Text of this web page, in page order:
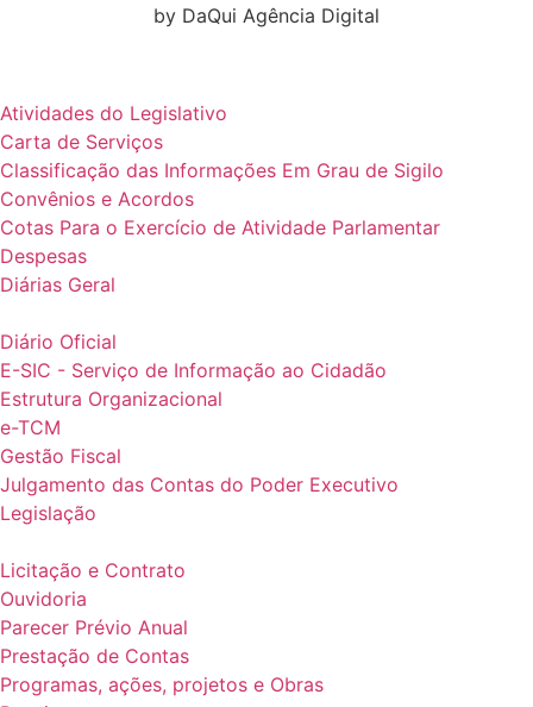
by DaQui Agência Digital
Atividades do Legislativo
Carta de Serviços
Classificação das Informações Em Grau de Sigilo
Convênios e Acordos
Cotas Para o Exercício de Atividade Parlamentar
Despesas
Diárias Geral
Diário Oficial
E-SIC - Serviço de Informação ao Cidadão
Estrutura Organizacional
e-TCM
Gestão Fiscal
Julgamento das Contas do Poder Executivo
Legislação
Licitação e Contrato
Ouvidoria
Parecer Prévio Anual
Prestação de Contas
Programas, ações, projetos e Obras